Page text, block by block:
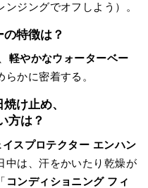
ジングでオフしよう）。
特徴は？
軽やかなウォーターベー
かに密着する。
け止め、
方は？
スプロテクター エンハン
中は、汗をかいたり乾燥が
コンディショニング フィ